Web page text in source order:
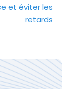
et éviter les
retards